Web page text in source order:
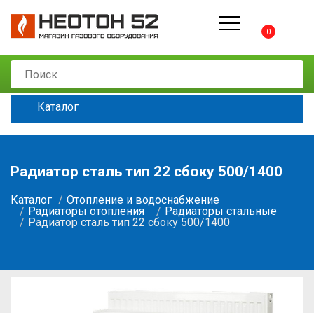
0
Каталог
Радиатор сталь тип 22 сбоку 500/1400
Каталог
Отопление и водоснабжение
Радиаторы отопления
Радиаторы стальные
Радиатор сталь тип 22 сбоку 500/1400